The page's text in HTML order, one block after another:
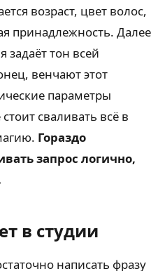
возраст, цвет волос,
принадлежность. Далее
задаёт тон всей
венчают этот
параметры
сваливать всё в
Гораздо
запрос логично,
в студии
написать фразу